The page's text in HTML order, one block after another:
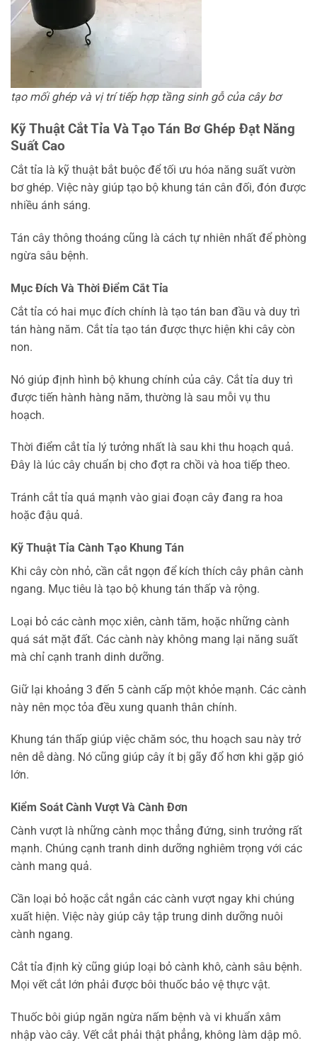
tạo mối ghép và vị trí tiếp hợp tầng sinh gỗ của cây bơ
Kỹ Thuật Cắt Tỉa Và Tạo Tán Bơ Ghép Đạt Năng
Suất Cao
Cắt tỉa là kỹ thuật bắt buộc để tối ưu hóa năng suất vườn
bơ ghép. Việc này giúp tạo bộ khung tán cân đối, đón được
nhiều ánh sáng.
Tán cây thông thoáng cũng là cách tự nhiên nhất để phòng
ngừa sâu bệnh.
Mục Đích Và Thời Điểm Cắt Tỉa
Cắt tỉa có hai mục đích chính là tạo tán ban đầu và duy trì
tán hàng năm. Cắt tỉa tạo tán được thực hiện khi cây còn
non.
Nó giúp định hình bộ khung chính của cây. Cắt tỉa duy trì
được tiến hành hàng năm, thường là sau mỗi vụ thu
hoạch.
Thời điểm cắt tỉa lý tưởng nhất là sau khi thu hoạch quả.
Đây là lúc cây chuẩn bị cho đợt ra chồi và hoa tiếp theo.
Tránh cắt tỉa quá mạnh vào giai đoạn cây đang ra hoa
hoặc đậu quả.
Kỹ Thuật Tỉa Cành Tạo Khung Tán
Khi cây còn nhỏ, cần cắt ngọn để kích thích cây phân cành
ngang. Mục tiêu là tạo bộ khung tán thấp và rộng.
Loại bỏ các cành mọc xiên, cành tăm, hoặc những cành
quá sát mặt đất. Các cành này không mang lại năng suất
mà chỉ cạnh tranh dinh dưỡng.
Giữ lại khoảng 3 đến 5 cành cấp một khỏe mạnh. Các cành
này nên mọc tỏa đều xung quanh thân chính.
Khung tán thấp giúp việc chăm sóc, thu hoạch sau này trở
nên dễ dàng. Nó cũng giúp cây ít bị gãy đổ hơn khi gặp gió
lớn.
Kiểm Soát Cành Vượt Và Cành Đơn
Cành vượt là những cành mọc thẳng đứng, sinh trưởng rất
mạnh. Chúng cạnh tranh dinh dưỡng nghiêm trọng với các
cành mang quả.
Cần loại bỏ hoặc cắt ngắn các cành vượt ngay khi chúng
xuất hiện. Việc này giúp cây tập trung dinh dưỡng nuôi
cành ngang.
Cắt tỉa định kỳ cũng giúp loại bỏ cành khô, cành sâu bệnh.
Mọi vết cắt lớn phải được bôi thuốc bảo vệ thực vật.
Thuốc bôi giúp ngăn ngừa nấm bệnh và vi khuẩn xâm
nhập vào cây. Vết cắt phải thật phẳng, không làm dập mô.